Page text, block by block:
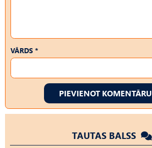
VĀRDS *
PIEVIENOT KOMENTĀRU
TAUTAS BALSS